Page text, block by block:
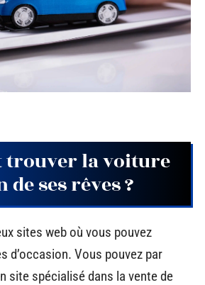
trouver la voiture
de ses rêves ?
sites web où vous pouvez
d’occasion. Vous pouvez par
site spécialisé dans la vente de